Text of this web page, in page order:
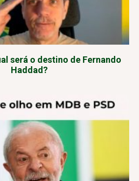
será o destino de Fernando
Haddad?